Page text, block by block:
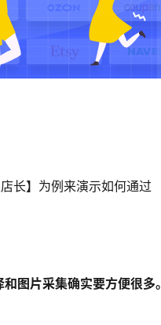
长】为例来演示如何通过
图片采集确实要方便很多。